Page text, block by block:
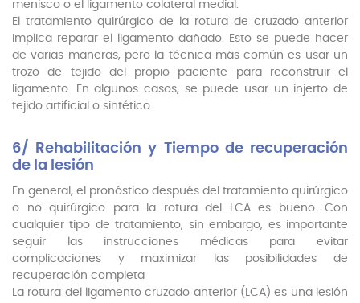
menisco o el ligamento colateral medial.
El tratamiento quirúrgico de la rotura de cruzado anterior
implica reparar el ligamento dañado. Esto se puede hacer
de varias maneras, pero la técnica más común es usar un
trozo de tejido del propio paciente para reconstruir el
ligamento. En algunos casos, se puede usar un injerto de
tejido artificial o sintético.
6/ Rehabilitación y Tiempo de recuperación
de la lesión
En general, el pronóstico después del tratamiento quirúrgico
o no quirúrgico para la rotura del LCA es bueno. Con
cualquier tipo de tratamiento, sin embargo, es importante
seguir las instrucciones médicas para evitar
complicaciones y maximizar las posibilidades de
recuperación completa
La rotura del ligamento cruzado anterior (LCA) es una lesión